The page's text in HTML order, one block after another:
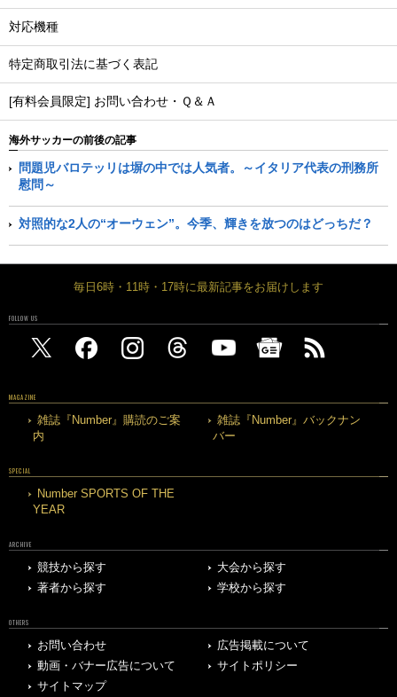
対応機種
特定商取引法に基づく表記
[有料会員限定] お問い合わせ・Ｑ＆Ａ
海外サッカーの前後の記事
問題児バロテッリは塀の中では人気者。～イタリア代表の刑務所
慰問～
対照的な2人の“オーウェン”。今季、輝きを放つのはどっちだ？
毎日6時・11時・17時に最新記事をお届けします
FOLLOW US
MAGAZINE
雑誌『Number』購読のご案
内
雑誌『Number』バックナン
バー
SPECIAL
Number SPORTS OF THE
YEAR
ARCHIVE
競技から探す
大会から探す
著者から探す
学校から探す
OTHERS
お問い合わせ
広告掲載について
動画・バナー広告について
サイトポリシー
サイトマップ